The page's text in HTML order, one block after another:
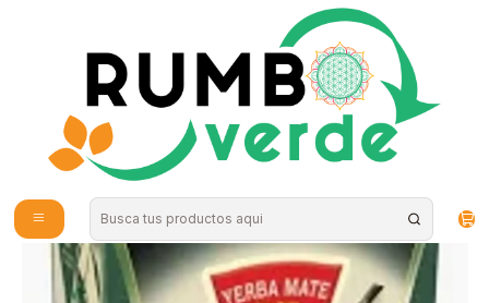
Envío gratis por compras sobre los 59.990 en la provincia de Santiago
Tea, Coffee and Mate
YI-YI - Yerba mate Premium con Palo 400grs